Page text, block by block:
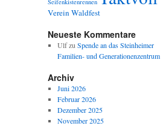
Seifenkistenrennen
VereinWaldfest
Neueste Kommentare
Ulfzu Spende an das Steinheimer
Familien- und Generationenzentrum
Archiv
Juni 2026
Februar 2026
Dezember 2025
November 2025